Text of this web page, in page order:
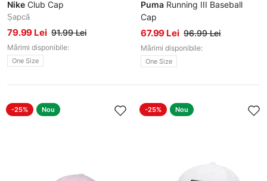
Nike Club Cap
Șapcă
79.99 Lei 91.99 Lei
Mărimi disponibile:
One Size
Puma Running III Baseball
Cap
Șapcă
67.99 Lei 96.99 Lei
Mărimi disponibile:
One Size
-25% Nou -25% Nou